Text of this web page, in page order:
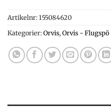
Artikelnr:155084620
Kategorier:Orvis,Orvis - Flugspö